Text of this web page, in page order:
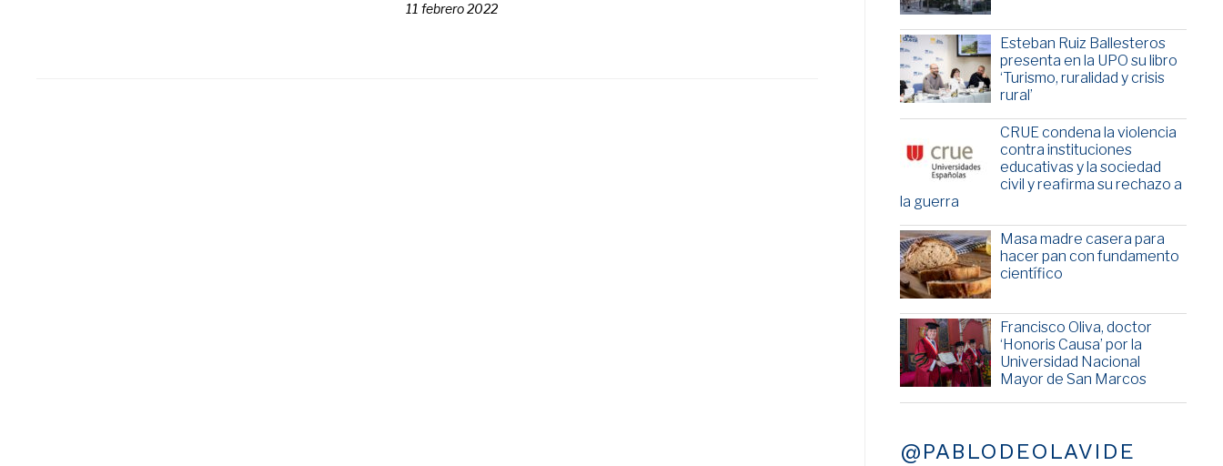
11 febrero 2022
Esteban Ruiz Ballesteros
presenta en la UPO su libro
‘Turismo, ruralidad y crisis
rural’
CRUE condena la violencia
contra instituciones
educativas y la sociedad
civil y reafirma su rechazo a
la guerra
Masa madre casera para
hacer pan con fundamento
científico
Francisco Oliva, doctor
‘Honoris Causa’ por la
Universidad Nacional
Mayor de San Marcos
@PABLODEOLAVIDE